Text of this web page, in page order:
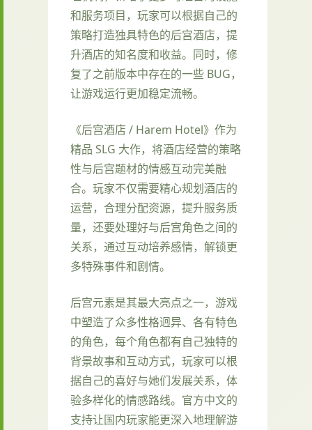
和服务项目，玩家可以根据自己的
策略打造独具特色的后宫酒店，提
升酒店的知名度和收益。同时，修
复了之前版本中存在的一些 BUG，
让游戏运行更加稳定流畅。
《后宫酒店 / Harem Hotel》作为
精品 SLG 大作，将酒店经营的策略
性与后宫题材的情感互动完美融
合。玩家不仅需要精心规划酒店的
运营，合理分配资源，提升服务质
量，还要处理好与后宫角色之间的
关系，通过互动培养感情，解锁更
多特殊事件和剧情。
后宫元素是其最大亮点之一，游戏
中塑造了众多性格迥异、各有特色
的角色，每个角色都有自己独特的
背景故事和互动方式，玩家可以根
据自己的喜好与她们发展关系，体
验多样化的情感路线。官方中文的
支持让国内玩家能更深入地理解游